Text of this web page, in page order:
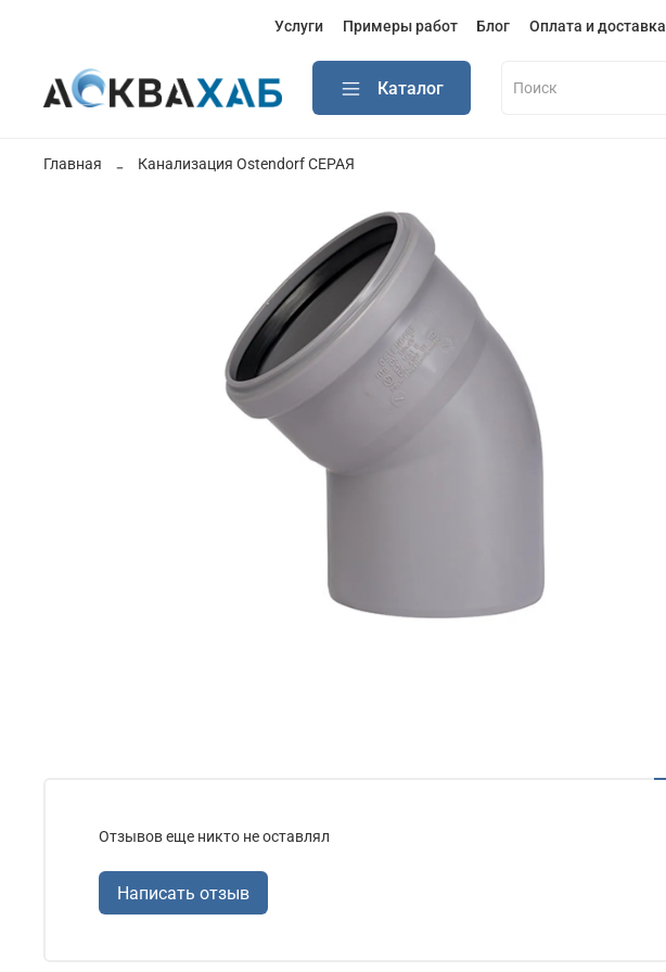
Услуги Примеры работ Блог Оплата и доставка
Каталог
Главная Канализация Ostendorf СЕРАЯ
Отзывов еще никто не оставлял
Написать отзыв